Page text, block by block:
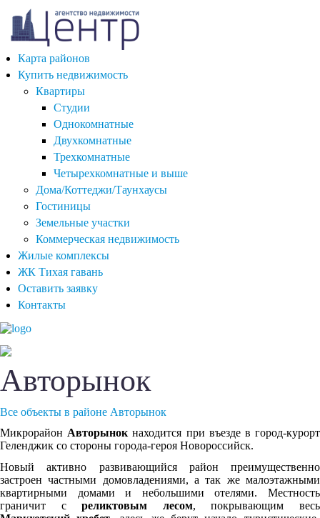
Карта районов
Купить недвижимость
Квартиры
Студии
Однокомнатные
Двухкомнатные
Трехкомнатные
Четырехкомнатные и выше
Дома/Коттеджи/Таунхаусы
Гостиницы
Земельные участки
Коммерческая недвижимость
Жилые комплексы
ЖК Тихая гавань
Оставить заявку
Контакты
Авторынок
Все объекты в районе Авторынок
Микрорайон Авторынок находится при въезде в город-курорт
Геленджик со стороны города-героя Новороссийск.
Новый активно развивающийся район преимущественно
застроен частными домовладениями, а так же малоэтажными
квартирными домами и небольшими отелями. Местность
граничит среликтовым лесом, покрывающим весь